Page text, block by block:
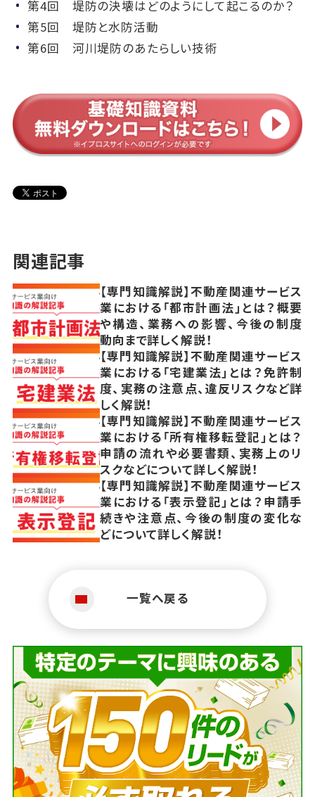
第4回 堤防の決壊はどのようにして起こるのか？
第5回 堤防と水防活動
第6回 河川堤防のあたらしい技術
関連記事
【専門知識解説】不動産関連サービス
業における「都市計画法」とは？概要
や構造、業務への影響、今後の制度
動向まで詳しく解説！
【専門知識解説】不動産関連サービス
業における「宅建業法」とは？免許制
度、実務の注意点、違反リスクなど詳
しく解説！
【専門知識解説】不動産関連サービス
業における「所有権移転登記」とは？
申請の流れや必要書類、実務上のリ
スクなどについて詳しく解説！
【専門知識解説】不動産関連サービス
業における「表示登記」とは？申請手
続きや注意点、今後の制度の変化な
どについて詳しく解説！
一覧へ戻る